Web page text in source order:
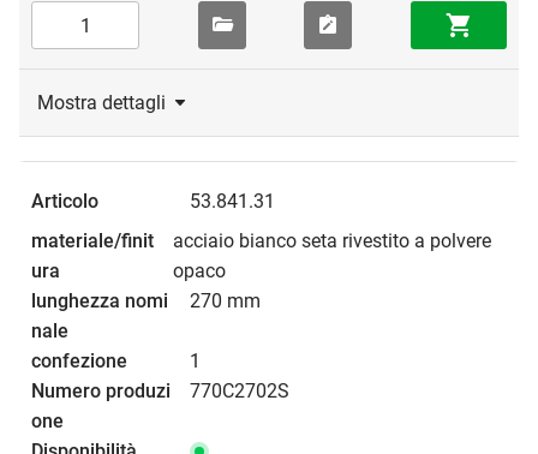
Mostra dettagli
53.841.31
acciaio bianco seta rivestito a polvere
opaco
270 mm
1
770C2702S